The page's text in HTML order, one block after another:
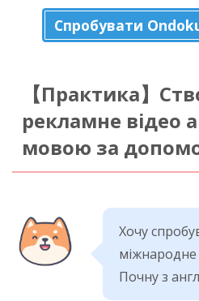
Спробувати
【Практика】
рекламне відео
мовою за
Хочу
міжнародне
Почну з